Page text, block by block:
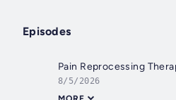
Episodes
8/5/2026